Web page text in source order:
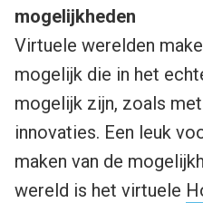
mogelijkheden
Virtuele werelden
mogelijk die in het
mogelijk zijn, zoals
innovaties. Een leuk
maken van de
wereld is het virtuele